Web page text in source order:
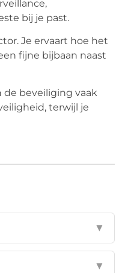
bij je past.
Je ervaart hoe het
fijne bijbaan naast
beveiliging vaak
terwijl je
▼
▼